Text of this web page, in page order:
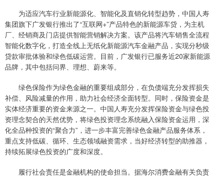
为适应汽车行业新能源化、智能化及直销化转型趋势，中国人寿
集团旗下广发银行推出了“互联网+”产品特色的新能源车贷，为主机
厂、经销商及门店提供智能营销解决方案。该产品将汽车销售全流程
智能化数字化，打造全线上无纸化新能源汽车金融产品，实现分秒级
贷款审批体验和绿色低碳运营。目前，广发银行已服务近20家新能源
品牌，其中包括问界、理想、蔚来等。
绿色保险作为绿色金融的重要组成部分，在负债端充分发挥损失
补偿、风险减量的作用，助力社会经济全面转型。同时，保险资金是
实体经济重要的资金来源之一。中国人寿充分发挥保险资金与绿色投
资理念契合的天然优势，将绿色投资理念系统融入保险资金运用，深
化全品种投资的“聚合力”，进一步丰富完善绿色金融产品服务体系，
重点支持低碳、循环、生态领域融资需求，当好经济转型的助推器，
持续拓展绿色投资的广度和深度。
履行社会责任是金融机构的使命担当。据海尔消费金融有关负责